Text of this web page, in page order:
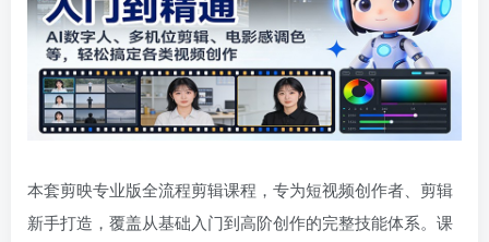
本套剪映专业版全流程剪辑课程，专为短视频创作者、剪辑
新手打造，覆盖从基础入门到高阶创作的完整技能体系。课